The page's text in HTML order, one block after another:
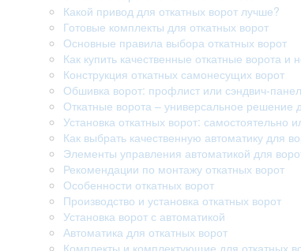
Какой привод для откатных ворот лучше?
Готовые комплекты для откатных ворот
Основные правила выбора откатных ворот
Как купить качественные откатные ворота и
Конструкция откатных самонесущих ворот
Обшивка ворот: профлист или сэндвич-
Откатные ворота – универсальное решение
Установка откатных ворот: самостоятельно
Как выбрать качественную автоматику для
Элементы управления автоматикой для
Рекомендации по монтажу откатных ворот
Особенности откатных ворот
Производство и установка откатных ворот
Установка ворот с автоматикой
Автоматика для откатных ворот
Комплекты и комплектующие для откатных